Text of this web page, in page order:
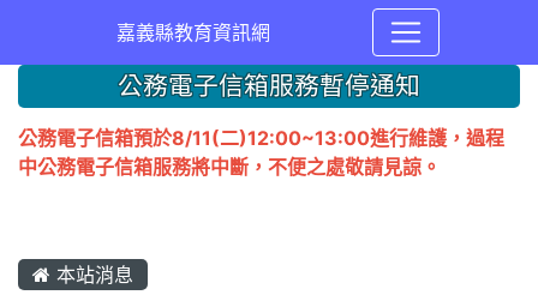
嘉義縣教育資訊網
公務電子信箱服務暫停通知
公務電子信箱預於8/11(二)12:00~13:00進行維護，過程
中公務電子信箱服務將中斷，不便之處敬請見諒。
本站消息